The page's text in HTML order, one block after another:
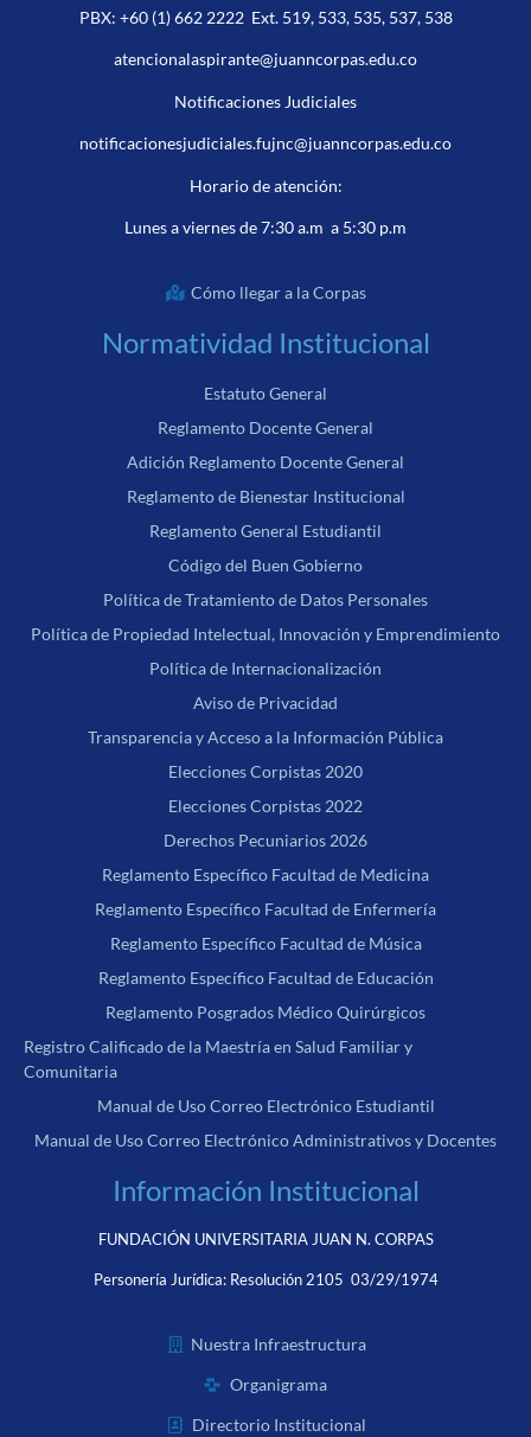
PBX: +60 (1) 662 2222Ext. 519, 533, 535, 537, 538
atencionalaspirante@juanncorpas.edu.co
Notificaciones Judiciales
notificacionesjudiciales.fujnc@juanncorpas.edu.co
Horario de atención:
Lunes a viernes de 7:30 a.m a 5:30 p.m
Cómo llegar a la Corpas
Normatividad Institucional
Estatuto General
Reglamento Docente General
Adición Reglamento Docente General
Reglamento de Bienestar Institucional
Reglamento General Estudiantil
Código del Buen Gobierno
Política de Tratamiento de Datos Personales
Política de Propiedad Intelectual, Innovación y Emprendimiento
Política de Internacionalización
Aviso de Privacidad
Transparencia y Acceso a la Información Pública
Elecciones Corpistas 2020
Elecciones Corpistas 2022
Derechos Pecuniarios 2026
Reglamento Específico Facultad de Medicina
Reglamento Específico Facultad de Enfermería
Reglamento Específico Facultad de Música
Reglamento Específico Facultad de Educación
Reglamento Posgrados Médico Quirúrgicos
Registro Calificado de la Maestría en Salud Familiar y
Comunitaria
Manual de Uso Correo Electrónico Estudiantil
Manual de Uso Correo Electrónico Administrativos y Docentes
Información Institucional
FUNDACIÓN UNIVERSITARIA JUAN N. CORPAS
Personería Jurídica: Resolución 2105 03/29/1974
Nuestra Infraestructura
Organigrama
Directorio Institucional